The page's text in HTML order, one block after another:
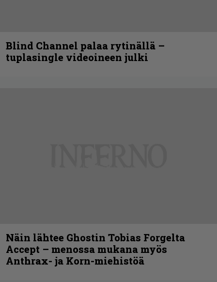
Blind Channel palaa rytinällä –
tuplasingle videoineen julki
Näin lähtee Ghostin Tobias Forgelta
Accept – menossa mukana myös
Anthrax- ja Korn-miehistöä